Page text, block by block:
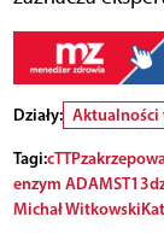
Działy: Aktualności
Tagi:cTTP
enzym ADAMST13
Michał Witkowski